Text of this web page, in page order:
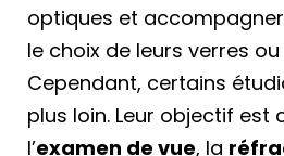
optiques et
le choix de leurs verres
Cependant, certains
plus loin. Leur objectif est
l’examen de vue, la